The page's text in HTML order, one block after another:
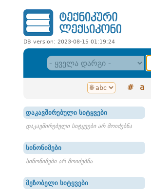
DB version: 2023-08-15 01:19:24
# a
დაკავშირებული სიტყვები
დაკავშირებული სიტყვები არ მოიძებნა
სინონიმები
სინონიმები არ მოიძებნა
მეზობელი სიტყვები